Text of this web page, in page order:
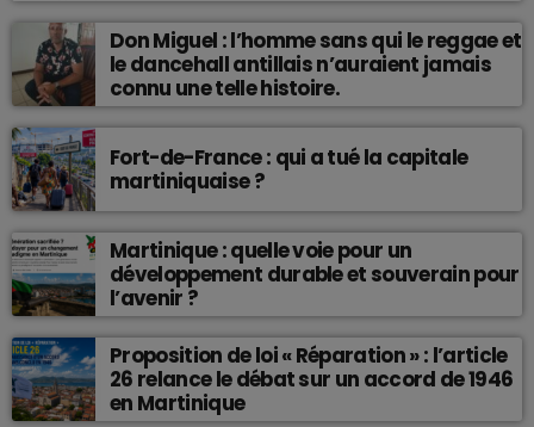
Don Miguel : l’homme sans qui le reggae et
le dancehall antillais n’auraient jamais
connu une telle histoire.
Fort-de-France : qui a tué la capitale
martiniquaise ?
Martinique : quelle voie pour un
développement durable et souverain pour
l’avenir ?
Proposition de loi « Réparation » : l’article
26 relance le débat sur un accord de 1946
en Martinique